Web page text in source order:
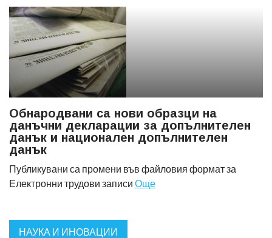
Обнародвани са нови образци на
данъчни декларации за допълнителен
данък и национален допълнителен
данък
Публикувани са промени във файловия формат за
Електронни трудови записи Още
НАУКА И ИНОВАЦИИ